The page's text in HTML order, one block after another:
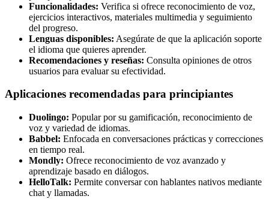
Funcionalidades: Verifica si ofrece reconocimiento de voz,
ejercicios interactivos, materiales multimedia y seguimiento
del progreso.
Lenguas disponibles: Asegúrate de que la aplicación soporte
el idioma que quieres aprender.
Recomendaciones y reseñas: Consulta opiniones de otros
usuarios para evaluar su efectividad.
Aplicaciones recomendadas para principiantes
Duolingo: Popular por su gamificación, reconocimiento de
voz y variedad de idiomas.
Babbel: Enfocada en conversaciones prácticas y correcciones
en tiempo real.
Mondly: Ofrece reconocimiento de voz avanzado y
aprendizaje basado en diálogos.
HelloTalk: Permite conversar con hablantes nativos mediante
chat y llamadas.